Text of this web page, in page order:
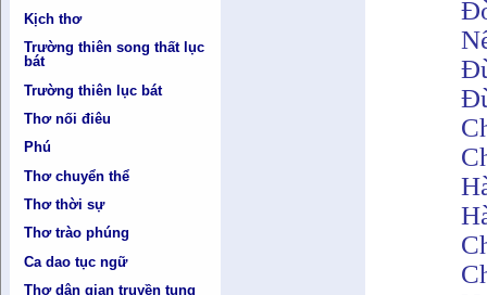
Kịch thơ
Trường thiên song thất lục
bát
Trường thiên lục bát
Thơ nối điêu
Phú
Thơ chuyển thể
Thơ thời sự
Thơ trào phúng
Ca dao tục ngữ
Thơ dân gian truyền tụng